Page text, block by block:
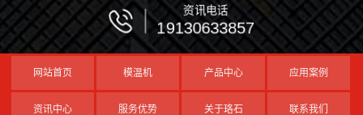
资讯电话
19130633857
网站首页 模温机 产品中心 应用案例
资讯中心 服务优势 关于珞石 联系我们